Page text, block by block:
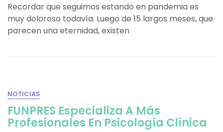
Recordar que seguimos estando en pandemia es
muy doloroso todavía. Luego de 15 largos meses, que
parecen una eternidad, existen
NOTICIAS
FUNPRES Especializa A Más
Profesionales En Psicología Clínica